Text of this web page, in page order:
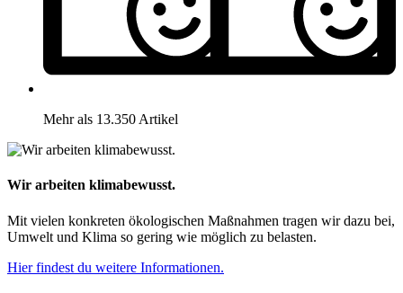
Mehr als 13.350 Artikel
Wir arbeiten klimabewusst.
Mit vielen konkreten ökologischen Maßnahmen tragen wir dazu bei,
Umwelt und Klima so gering wie möglich zu belasten.
Hier findest du weitere Informationen.